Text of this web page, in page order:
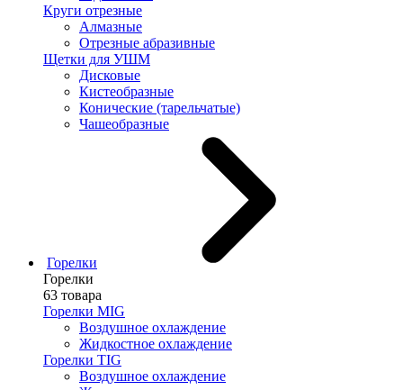
Круги отрезные
Алмазные
Отрезные абразивные
Щетки для УШМ
Дисковые
Кистеобразные
Конические (тарельчатые)
Чашеобразные
Горелки
Горелки
63 товара
Горелки MIG
Воздушное охлаждение
Жидкостное охлаждение
Горелки TIG
Воздушное охлаждение